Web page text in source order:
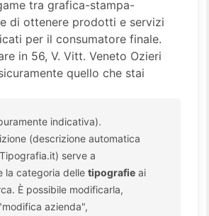
tra grafica-stampa-
di ottenere prodotti e servizi
per il consumatore finale.
in 56, V. Vitt. Veneto Ozieri
quello che stai
indicativa).
(descrizione automatica
serve a
la categoria delle tipografie ai
È possibile modificarla,
azienda",